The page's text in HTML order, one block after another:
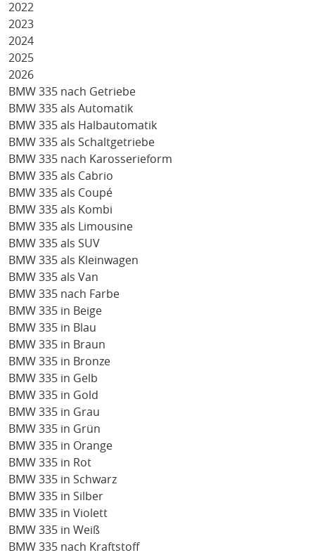
2022
2023
2024
2025
2026
BMW 335 nach Getriebe
BMW 335 als Automatik
BMW 335 als Halbautomatik
BMW 335 als Schaltgetriebe
BMW 335 nach Karosserieform
BMW 335 als Cabrio
BMW 335 als Coupé
BMW 335 als Kombi
BMW 335 als Limousine
BMW 335 als SUV
BMW 335 als Kleinwagen
BMW 335 als Van
BMW 335 nach Farbe
BMW 335 in Beige
BMW 335 in Blau
BMW 335 in Braun
BMW 335 in Bronze
BMW 335 in Gelb
BMW 335 in Gold
BMW 335 in Grau
BMW 335 in Grün
BMW 335 in Orange
BMW 335 in Rot
BMW 335 in Schwarz
BMW 335 in Silber
BMW 335 in Violett
BMW 335 in Weiß
BMW 335 nach Kraftstoff